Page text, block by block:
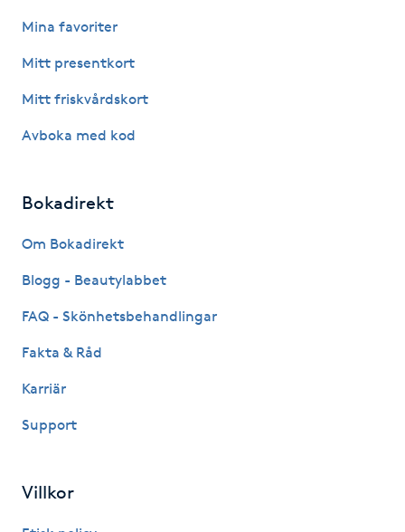
HIFU
Hot Stone Massage
Hudföryngring
Huduppstramning
Hyaluronsyra
Hypnos
Mina favoriter
Mitt presentkort
Mitt friskvårdskort
Avboka med kod
Bokadirekt
Om Bokadirekt
Blogg - Beautylabbet
FAQ - Skönhetsbehandlingar
Fakta & Råd
Karriär
Support
Villkor